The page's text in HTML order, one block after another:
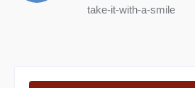
take-it-with-a-smile